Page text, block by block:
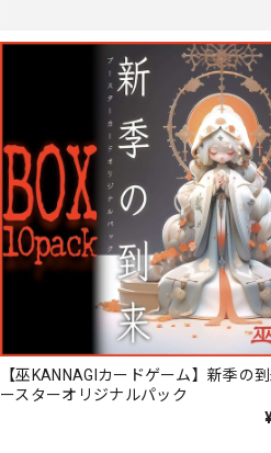
【巫KANNAGIカードゲーム】新季の
ースターオリジナルパック